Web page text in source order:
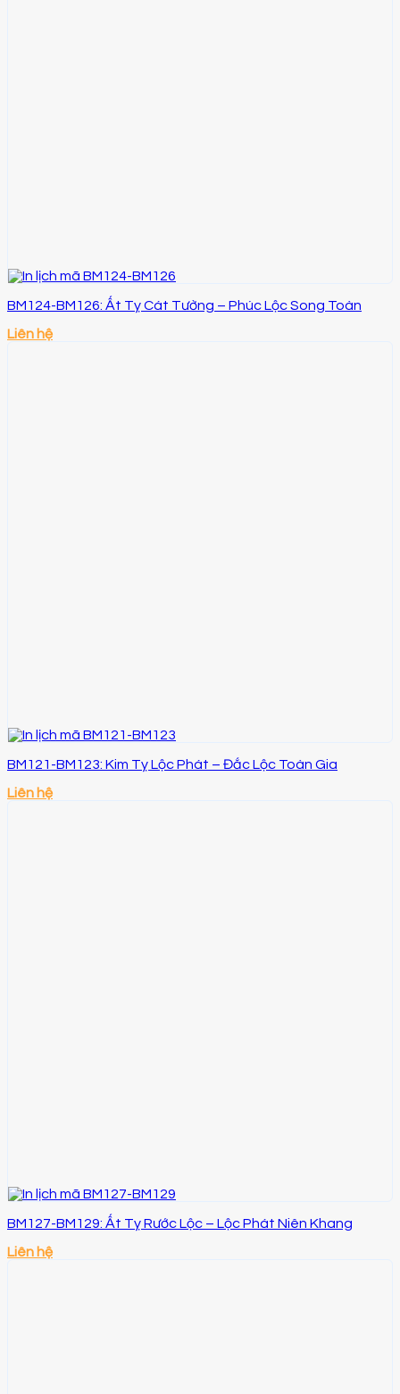
BM124-BM126: Ất Tỵ Cát Tường – Phúc Lộc Song Toàn
Liên hệ
BM121-BM123: Kim Tỵ Lộc Phát – Đắc Lộc Toàn Gia
Liên hệ
BM127-BM129: Ất Tỵ Rước Lộc – Lộc Phát Niên Khang
Liên hệ